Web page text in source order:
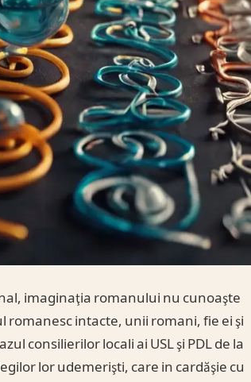
imaginaţia romanului nu cunoaşte
intacte, unii romani, fie ei şi
consilierilor locali ai USL şi PDL de la
lor udemerişti, care in cardăşie cu